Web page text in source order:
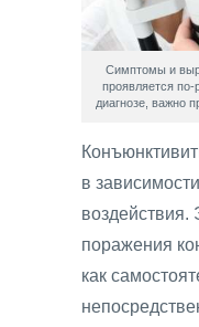
Симптомы и
проявляется
диагнозе, важно
в
поражения
как